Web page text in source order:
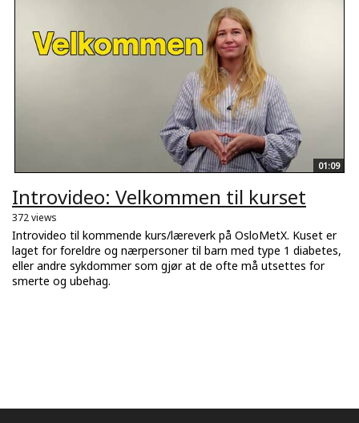
01:09
Introvideo: Velkommen til kurset
372 views
Introvideo til kommende kurs/læreverk på OsloMetX. Kuset er
laget for foreldre og nærpersoner til barn med type 1 diabetes,
eller andre sykdommer som gjør at de ofte må utsettes for
smerte og ubehag.